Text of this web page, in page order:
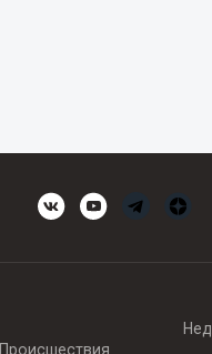
Происшествия